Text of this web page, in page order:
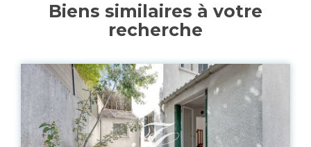
Biens similaires à votre
recherche